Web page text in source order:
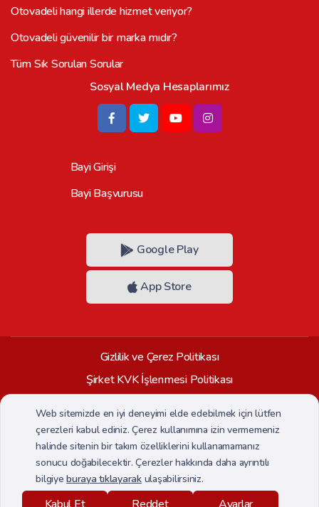
Otovadeli hangi illerde hizmet veriyor?
Otovadeli güvenilir bir marka mıdır?
Tüm Sık Sorulan Sorular
Sosyal Medya Hesaplarımız
Bayi Girişi
Bayi Başvurusu
Google Play
App Store
Gizlilik ve Çerez Politikası
Şirket KVK İşlenmesi Politikası
Veri Sahibi Başvuru Formu
CCTV Aydınlatma Metni
Her hakkı saklıdır. Copyright © 2026
Web sitemizde en iyi deneyimi elde edebilmek için lütfen
çerezleri kabul ediniz. Çerez kullanımına izin vermemeniz
halinde sitenin bir takım özelliklerini kullanamamanız
sonucu doğabilecektir. Çerezler hakkında daha ayrıntılı
bilgiyeburaya tıklayarakulaşabilirsiniz.